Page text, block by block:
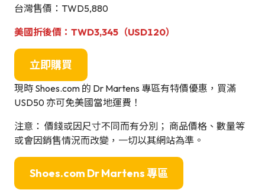
台灣售價：TWD5,880
美國折後價：TWD3,345（USD120）
立即購買
現時 Shoes.com 的 Dr Martens 專區有特價優惠，買滿
USD50 亦可免美國當地運費！
注意： 價錢或因尺寸不同而有分別； 商品價格、數量等
或會因銷售情況而改變，一切以其網站為準。
Shoes.com Dr Martens 專區